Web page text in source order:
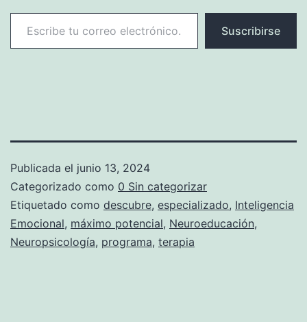
Escribe tu correo electrónico…
Suscribirse
Publicada el junio 13, 2024
Categorizado como 0 Sin categorizar
Etiquetado como descubre, especializado, Inteligencia
Emocional, máximo potencial, Neuroeducación,
Neuropsicología, programa, terapia